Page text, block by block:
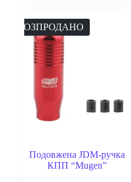
РОЗПРОДАНО
Подовжена JDM-ручка
КПП “Mugen”